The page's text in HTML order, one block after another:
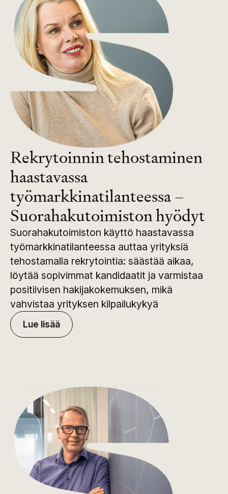
Rekrytoinnin tehostaminen
haastavassa
työmarkkinatilanteessa –
Suorahakutoimiston hyödyt
Suorahakutoimiston käyttö haastavassa
työmarkkinatilanteessa auttaa yrityksiä
tehostamalla rekrytointia: säästää aikaa,
löytää sopivimmat kandidaatit ja varmistaa
positiivisen hakijakokemuksen, mikä
vahvistaa yrityksen kilpailukykyä
Lue lisää